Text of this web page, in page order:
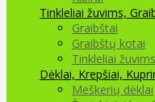
Tinkleliai žuvims,
Graibštai
Graibštų kotai
Tinkleliai žuvims
Dėklai, Krepšiai,
Meškerių dėklai